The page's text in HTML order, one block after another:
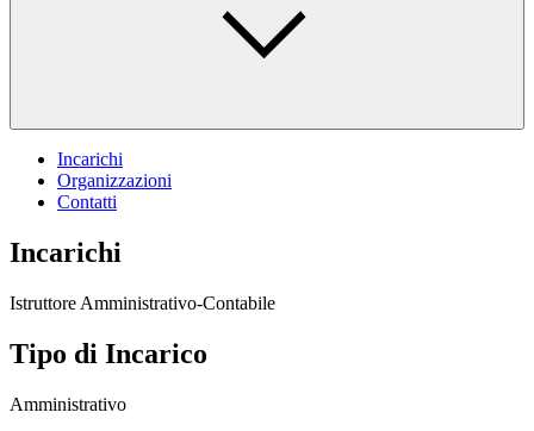
Incarichi
Organizzazioni
Contatti
Incarichi
Istruttore Amministrativo-Contabile
Tipo di Incarico
Amministrativo